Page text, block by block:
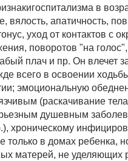
в
вялость, апатичность,
уход от контактов с
поворотов "на
плач и пр. Он влечет
всего в освоении
эмоциональную
(раскачивание
душевным
хроническому
только в домах ребенка,
матерей, не уделяющих